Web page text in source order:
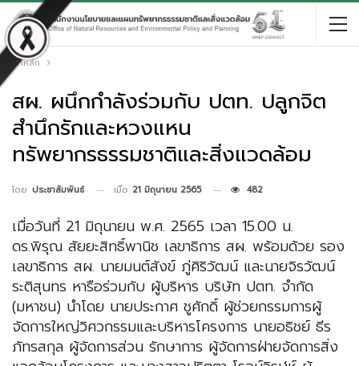
หน้าหลัก
สผ. ผนึกกำลังร่วมกับ ปตท. ปลูกจิต
สำนึกรักและหวงแหน
ทรัพยากรธรรมชาติและสิ่งแวดล้อม
โดย ประชาสัมพันธ์ เมื่อ 21 มิถุนายน 2565 482
เมื่อวันที่ 21 มิถุนายน พ.ศ. 2565 เวลา 15.00 น.
ดร.พิรุณ สัยยะสิทธิ์พานิช เลขาธิการ สผ. พร้อมด้วย รอง
เลขาธิการ สผ. นายมนต์สังข์ ภู่ศิริวัฒน์ และนายจิรวัฒน์
ระติสุนทร หารือร่วมกับ ผู้บริหาร บริษัท ปตท. จำกัด
(มหาชน) นำโดย นายประกาศ ชูศักดิ์ ผู้ช่วยกรรมการผู้
จัดการใหญ่วิศวกรรมและบริหารโครงการ นายอธิชย์ ธีร
ภัทรสกุล ผู้จัดการส่วน รักษาการ ผู้จัดการฝ่ายจัดการสิ่ง